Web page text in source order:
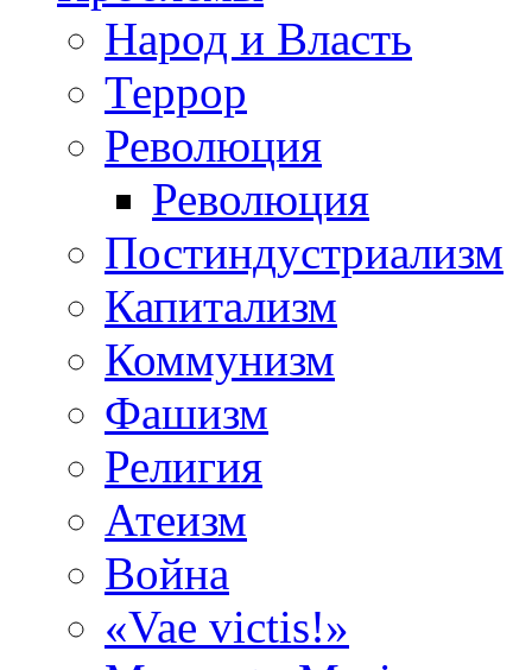
Народ и Власть
Террор
Революция
Революция
Постиндустриализм
Капитализм
Коммунизм
Фашизм
Религия
Атеизм
Война
«Vae victis!»